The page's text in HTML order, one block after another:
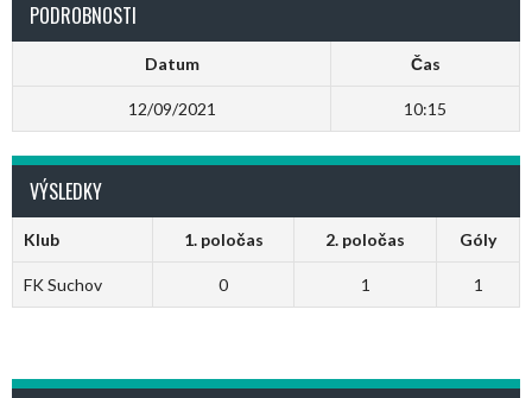
PODROBNOSTI
Datum Čas
12/09/2021 10:15
VÝSLEDKY
Klub 1. poločas 2. poločas Góly
FK Suchov 0 1 1